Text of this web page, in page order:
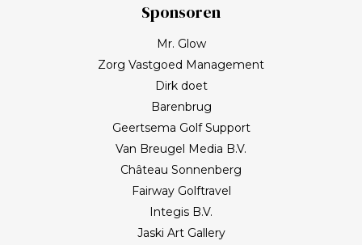
Sponsoren
Mr. Glow
Zorg Vastgoed Management
Dirk doet
Barenbrug
Geertsema Golf Support
Van Breugel Media B.V.
Château Sonnenberg
Fairway Golftravel
Integis B.V.
Jaski Art Gallery